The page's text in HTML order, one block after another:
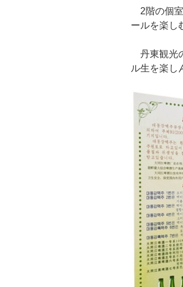
2階の個室
ールを楽し
丹東観光
ル生を楽し